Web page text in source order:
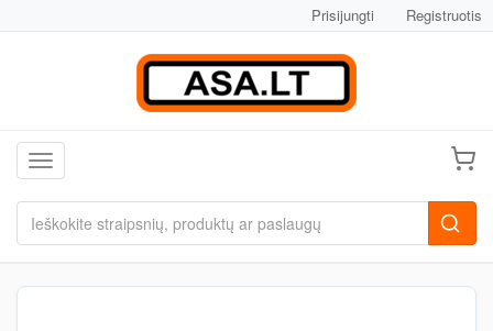
Prisijungti Registruotis
Toggle navigation